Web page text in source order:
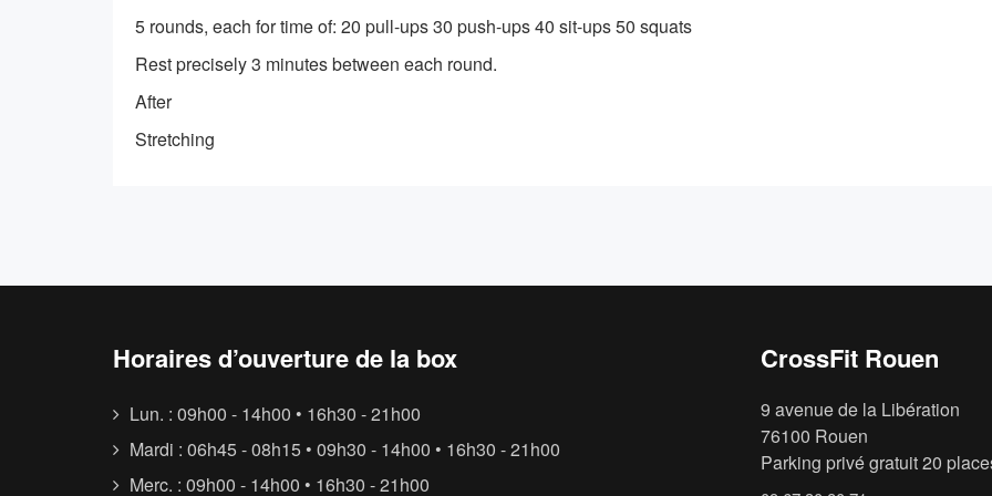
5 rounds, each for time of: 20 pull-ups 30 push-ups 40 sit-ups 50 squats
Rest precisely 3 minutes between each round.
After
Stretching
Horaires d’ouverture de la box
Lun. : 09h00 - 14h00 • 16h30 - 21h00
Mardi : 06h45 - 08h15 • 09h30 - 14h00 • 16h30 - 21h00
Merc. : 09h00 - 14h00 • 16h30 - 21h00
CrossFit Rouen
9 avenue de la Libération
76100 Rouen
Parking privé gratuit 20